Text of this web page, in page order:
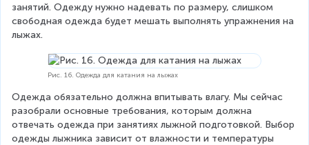
занятий. Одежду нужно надевать по размеру, слишком
свободная одежда будет мешать выполнять упражнения на
лыжах.
Рис. 16. Одежда для катания на лыжах
Одежда обязательно должна впитывать влагу. Мы сейчас
разобрали основные требования, которым должна
отвечать одежда при занятиях лыжной подготовкой. Выбор
одежды лыжника зависит от влажности и температуры